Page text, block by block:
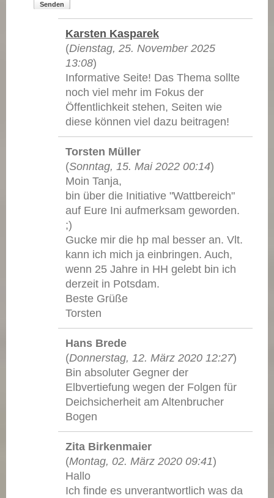
Senden
Karsten Kasparek
(Dienstag, 25. November 2025
13:08)
Informative Seite! Das Thema sollte
noch viel mehr im Fokus der
Öffentlichkeit stehen, Seiten wie
diese können viel dazu beitragen!
Torsten Müller
(Sonntag, 15. Mai 2022 00:14)
Moin Tanja,
bin über die Initiative "Wattbereich"
auf Eure Ini aufmerksam geworden.
;)
Gucke mir die hp mal besser an. Vlt.
kann ich mich ja einbringen. Auch,
wenn 25 Jahre in HH gelebt bin ich
derzeit in Potsdam.
Beste Grüße
Torsten
Hans Brede
(Donnerstag, 12. März 2020 12:27)
Bin absoluter Gegner der
Elbvertiefung wegen der Folgen für
Deichsicherheit am Altenbrucher
Bogen
Zita Birkenmaier
(Montag, 02. März 2020 09:41)
Hallo
Ich finde es unverantwortlich was da